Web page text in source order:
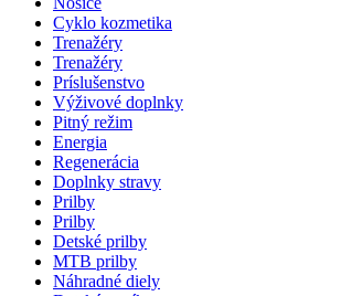
Cyklo kozmetika
Trenažéry
Trenažéry
Príslušenstvo
Výživové doplnky
Pitný režim
Energia
Regenerácia
Doplnky stravy
Prilby
Prilby
Detské prilby
MTB prilby
Náhradné diely